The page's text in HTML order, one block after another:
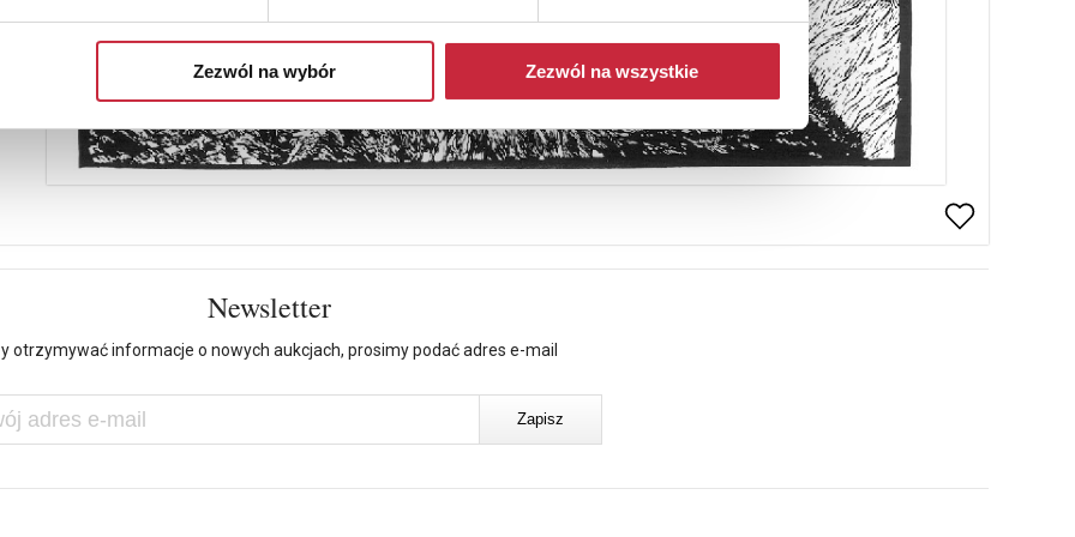
Zezwól na wybór Zezwól na wszystkie
Newsletter
otrzymywać informacje o nowych aukcjach, prosimy podać adres e-mail